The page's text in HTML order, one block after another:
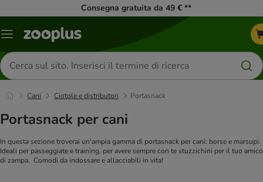
Consegna gratuita da 49 € **
Overview
Cerca
prodotti
Cani Ciotole e distributori Portasnack
Portasnack per cani
In questa sezione troverai un'ampia gamma di portasnack per cani: borse e marsupi.
Ideali per passeggiate e training, per avere sempre con te stuzzichini per il tuo amico
di zampa. Comodi da indossare e allacciabili in vita!